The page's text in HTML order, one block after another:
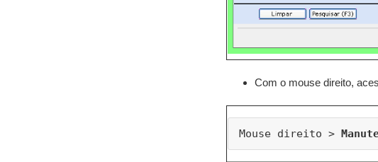
Com o mouse direito,
Mouse direito >